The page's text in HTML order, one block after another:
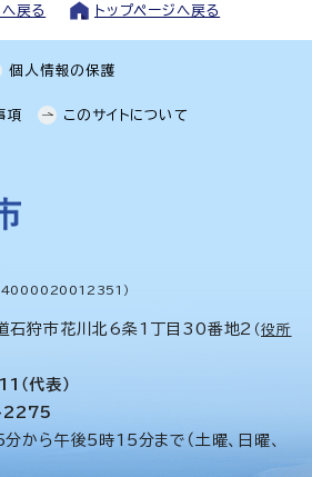
戻る トップページへ戻る
個人情報の保護
項 このサイトについて
4000020012351）
狩市花川北6条1丁目30番地2 （役所
代表）
2275
から午後5時15分まで（土曜、日曜、